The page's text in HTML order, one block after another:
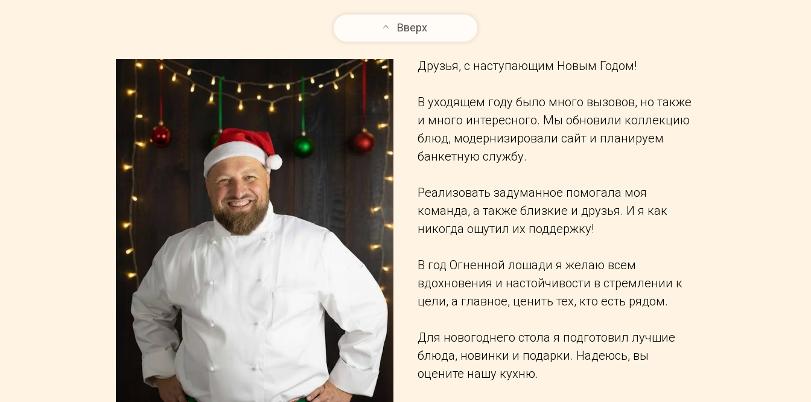
Друзья, с наступающим Новым Годом!
В уходящем году было много вызовов, но также
и много интересного. Мы обновили коллекцию
блюд, модернизировали сайт и планируем
банкетную службу.
Реализовать задуманное помогала моя
команда, а также близкие и друзья. И я как
никогда ощутил их поддержку!
В год Огненной лошади я желаю всем
вдохновения и настойчивости в стремлении к
цели, а главное, ценить тех, кто есть рядом.
Для новогоднего стола я подготовил лучшие
блюда, новинки и подарки. Надеюсь, вы
оцените нашу кухню.
Вверх